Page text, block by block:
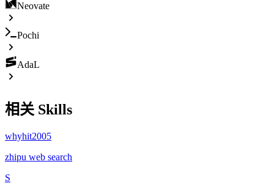
Neovate
Pochi
AdaL
相关 Skills
whyhit2005
zhipu web search
S